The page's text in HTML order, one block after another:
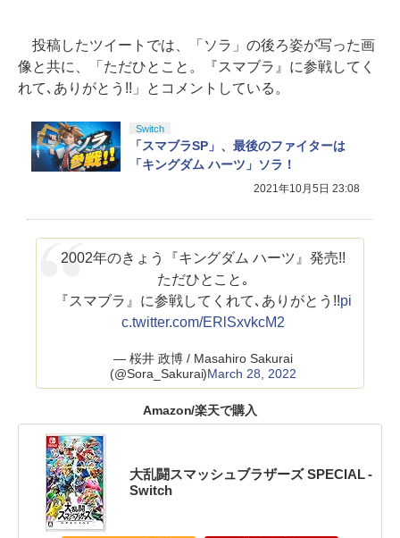
投稿したツイートでは、「ソラ」の後ろ姿が写った画
像と共に、「ただひとこと。『スマブラ』に参戦してく
れて､ありがとう!!」とコメントしている。
Switch
「スマブラSP」、最後のファイターは
「キングダム ハーツ」ソラ！
2021年10月5日 23:08
2002年のきょう『キングダム ハーツ』発売!!
ただひとこと｡
『スマブラ』に参戦してくれて､ありがとう!!pi
c.twitter.com/ERlSxvkcM2
— 桜井 政博 / Masahiro Sakurai
(@Sora_Sakurai)March 28, 2022
Amazon/楽天で購入
大乱闘スマッシュブラザーズ SPECIAL -
Switch